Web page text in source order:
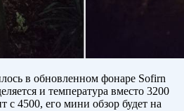
в обновленном фонаре Sofirn
и температура вместо 3200
с 4500, его мини обзор будет на